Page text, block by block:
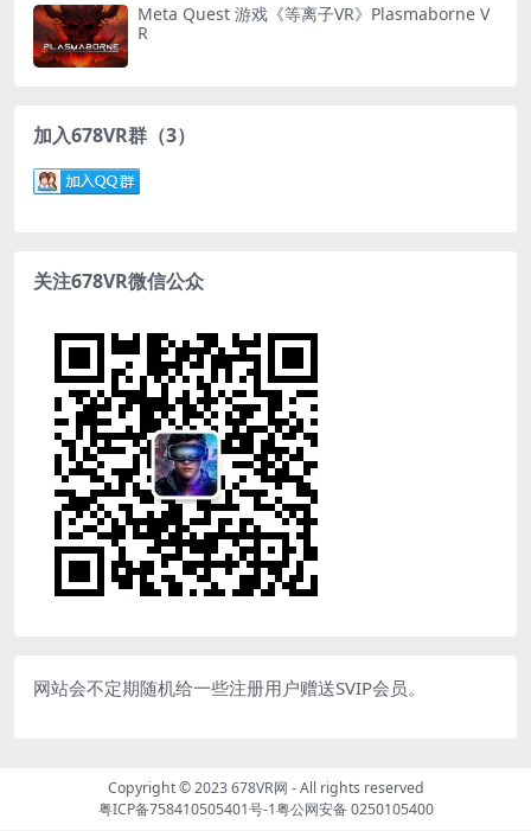
Meta Quest 游戏《等离子VR》Plasmaborne V
R
加入678VR群（3）
关注678VR微信公众
网站会不定期随机给一些注册用户赠送SVIP会员。
Copyright © 2023678VR网 - All rights reserved
粤ICP备758410505401号-1粤公网安备 0250105400